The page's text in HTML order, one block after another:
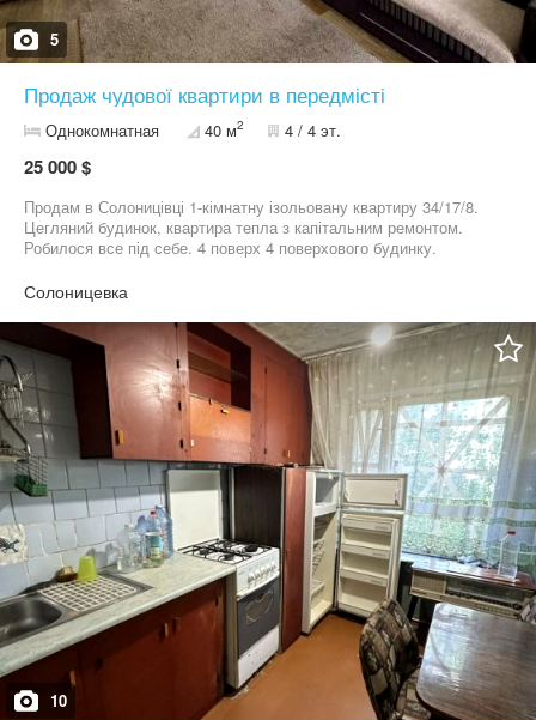
5
Продаж чудової квартири в передмісті
Однокомнатная 40 м2 4 / 4 эт.
25 000 $
Продам в Солоницівці 1-кімнатну ізольовану квартиру 34/17/8.
Цегляний будинок, квартира тепла з капітальним ремонтом.
Робилося все під себе. 4 поверх 4 поверхового будинку.
покладена сучасна плитка. Вбудовані меблі, балкон засклений.
Дуже затишний дворик. Торг
Солоницевка
10